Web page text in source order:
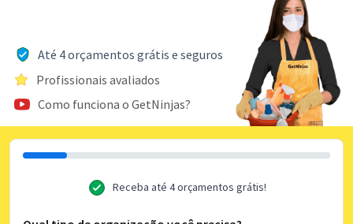
Até 4 orçamentos grátis e seguros
Profissionais avaliados
Como funciona o GetNinjas?
Receba até 4 orçamentos grátis!